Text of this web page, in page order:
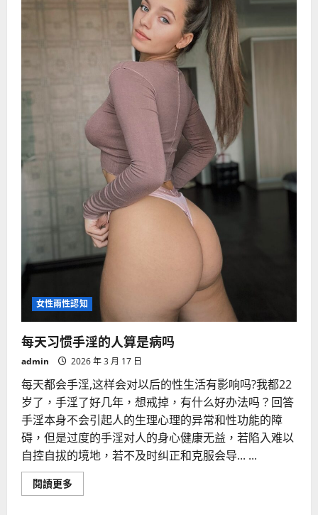
女性兩性認知
每天习惯手淫的人算是病吗
admin 2026 年 3 月 17 日
每天都会手淫,这样会对以后的性生活有影响吗?我都22
岁了，手淫了好几年，想戒掉，有什么好办法吗？回答
手淫本身不会引起人的生理心理的异常和性功能的障
碍，但是过度的手淫对人的身心健康无益，若陷入难以
自控自拔的境地，若不及时纠正和克服会导... ...
閱讀更多
more